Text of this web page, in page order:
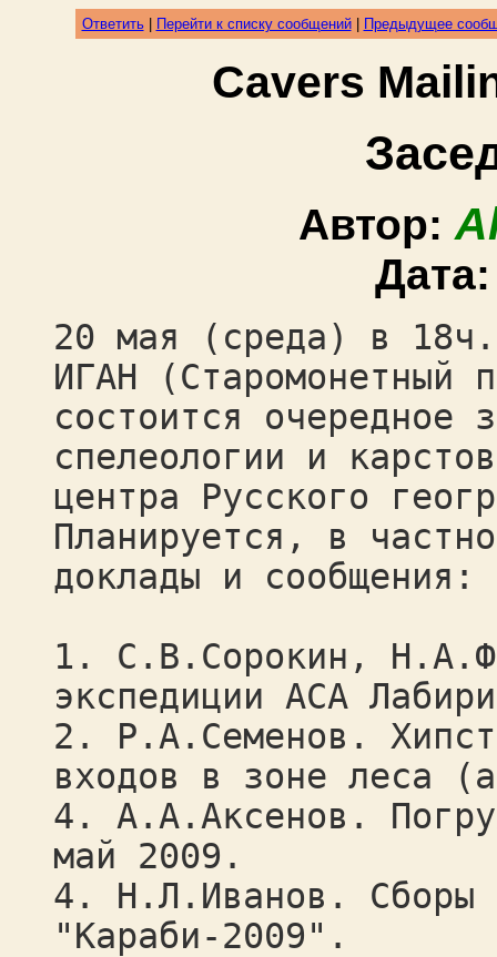
Ответить| Перейти к списку сообщений| Предыдущее
Cavers
Автор:
20 мая (среда) в
ИГАН
состоится очередное
спелеологии и
центра Русского
Планируется, в
доклады и сообщения:
1. С.В.Сорокин,
экспедиции АСА
2. Р.А.Семенов.
входов в зоне леса
4. А.А.Аксенов.
май 2009.
4. Н.Л.Иванов. Сборы
"Караби-2009".